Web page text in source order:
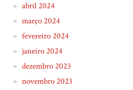
abril 2024
março 2024
fevereiro 2024
janeiro 2024
dezembro 2023
novembro 2023